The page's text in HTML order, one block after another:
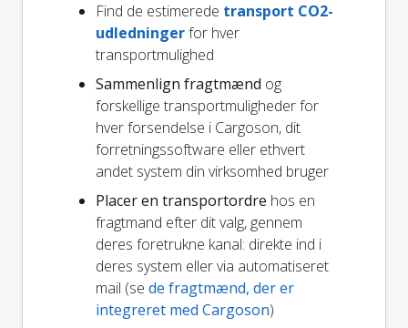
Find de estimerede transport CO2-
udledningerfor hver
transportmulighed
Sammenlign fragtmænd og
forskellige transportmuligheder for
hver forsendelse i Cargoson, dit
forretningssoftware eller ethvert
andet system din virksomhed bruger
Placer en transportordre hos en
fragtmand efter dit valg, gennem
deres foretrukne kanal: direkte ind i
deres system eller via automatiseret
mail (se de fragtmænd, der er
integreret med Cargoson)